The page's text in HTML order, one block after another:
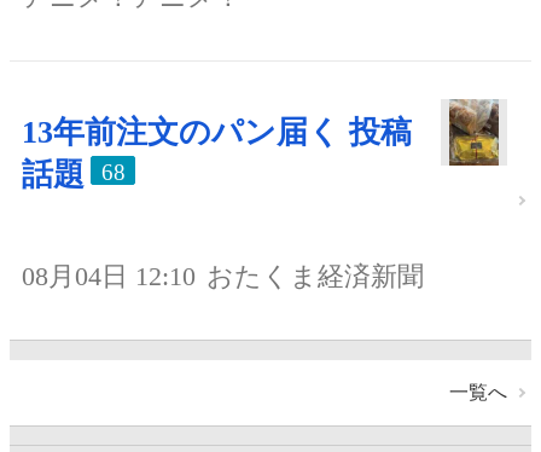
13年前注文のパン届く 投稿
話題
68
08月04日 12:10 おたくま経済新聞
一覧へ